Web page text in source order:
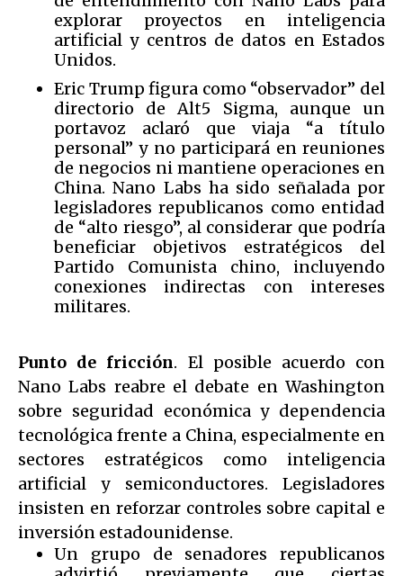
explorar proyectos en inteligencia
artificial y centros de datos en Estados
Unidos.
Eric Trump figura como “observador” del
directorio de Alt5 Sigma, aunque un
portavoz aclaró que viaja “a título
personal” y no participará en reuniones
de negocios ni mantiene operaciones en
China. Nano Labs ha sido señalada por
legisladores republicanos como entidad
de “alto riesgo”, al considerar que podría
beneficiar objetivos estratégicos del
Partido Comunista chino, incluyendo
conexiones indirectas con intereses
militares.
Punto de fricción. El posible acuerdo con
Nano Labs reabre el debate en Washington
sobre seguridad económica y dependencia
tecnológica frente a China, especialmente en
sectores estratégicos como inteligencia
artificial y semiconductores. Legisladores
insisten en reforzar controles sobre capital e
inversión estadounidense.
Un grupo de senadores republicanos